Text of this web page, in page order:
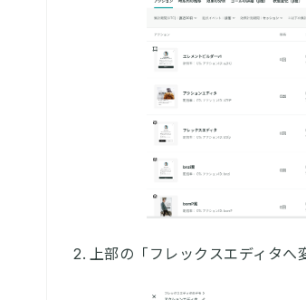
上部の「フレックスエディタへ